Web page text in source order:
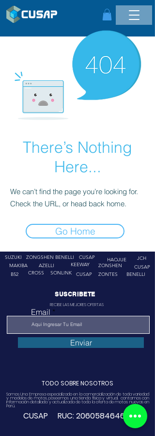
There’s Nothing
Here...
We can’t find the page you’re looking for.
Check the URL, or head back home.
Go Home
SUZUKI
ZONGSHEN
MAKIBA
AZELLI
BENELLI
CUSAP
KEEWAY
B52
CROSS SONLINK CUSAP
HAOJUE
JCH
ZONSHEN
ZONTES
CUSAP
BENELLI
SUSCRIBETE
RECIBE LAS MEJORES OFERTAS
Email
Enviar
TODO SOBRE NOSOTROS
Somos Una Empresa especializado en la comercialización de toda variedad
y modelos de motos, poseemos una tienda física y virtual. contamos con
información detallada y actualizada de toda la oferta de motos nuevas en
Perú.
CUSAP RUC:20605846468